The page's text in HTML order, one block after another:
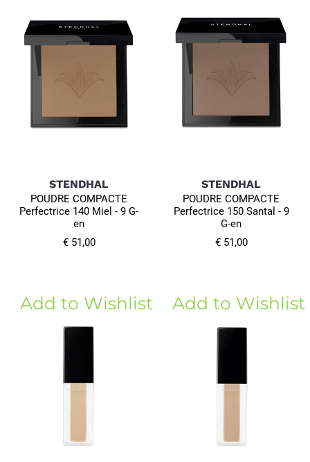
STENDHAL
POUDRE COMPACTE
Perfectrice 140 Miel - 9 G-
en
€ 51,00
STENDHAL
POUDRE COMPACTE
Perfectrice 150 Santal - 9
G-en
€ 51,00
Add to Wishlist Add to Wishlist